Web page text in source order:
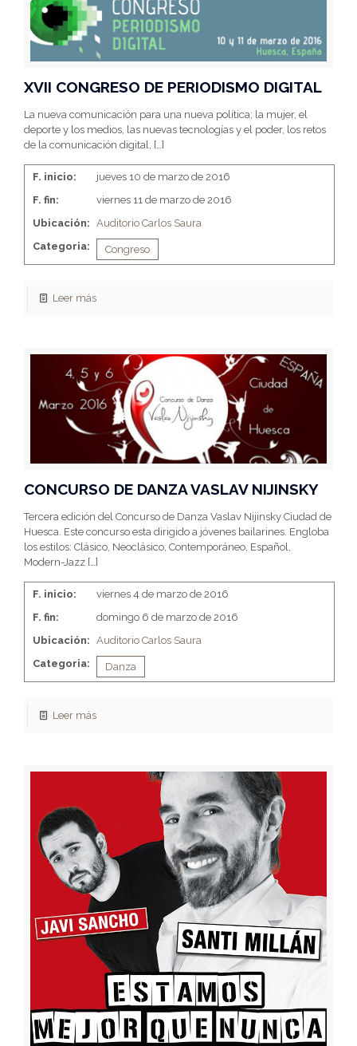
XVII CONGRESO DE PERIODISMO DIGITAL
La nueva comunicación para una nueva política; la mujer, el
deporte y los medios, las nuevas tecnologías y el poder, los retos
de la comunicación digital,
[…]
F. inicio:
jueves 10 de marzo de 2016
F. fin:
viernes 11 de marzo de 2016
Ubicación: Auditorio Carlos Saura
Categoria:
Congreso
Leer más
CONCURSO DE DANZA VASLAV NIJINSKY
Tercera edición del Concurso de Danza Vaslav Nijinsky Ciudad de
Huesca. Este concurso esta dirigido a jóvenes bailarines. Engloba
los estilos: Clásico, Neoclásico, Contemporáneo, Español,
Modern-Jazz […]
F. inicio:
viernes 4 de marzo de 2016
F. fin:
domingo 6 de marzo de 2016
Ubicación: Auditorio Carlos Saura
Categoria:
Danza
Leer más